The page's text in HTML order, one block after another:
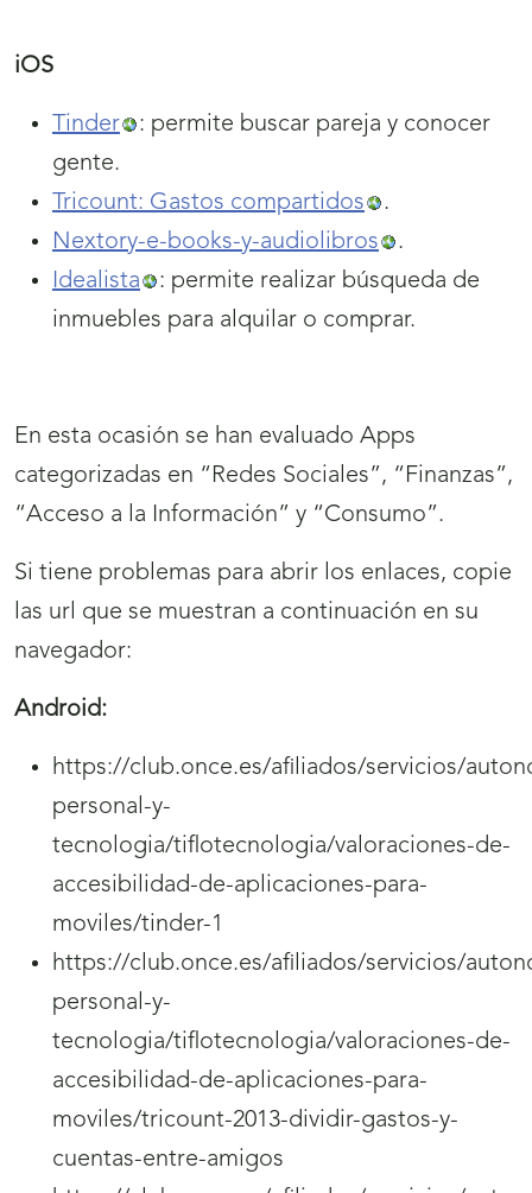
iOS
Tinder
: permite buscar pareja y conocer
gente.
Tricount: Gastos compartidos
.
Nextory-e-books-y-audiolibros
.
Idealista
: permite realizar búsqueda de
inmuebles para alquilar o comprar.
En esta ocasión se han evaluado Apps
categorizadas en “Redes Sociales”, “Finanzas”,
“Acceso a la Información” y “Consumo”.
Si tiene problemas para abrir los enlaces, copie
las url que se muestran a continuación en su
navegador:
Android:
https://club.once.es/afiliados/servicios/
personal-y-
tecnologia/tiflotecnologia/valoraciones-de-
accesibilidad-de-aplicaciones-para-
moviles/tinder-1
https://club.once.es/afiliados/servicios/
personal-y-
tecnologia/tiflotecnologia/valoraciones-de-
accesibilidad-de-aplicaciones-para-
moviles/tricount-2013-dividir-gastos-y-
cuentas-entre-amigos